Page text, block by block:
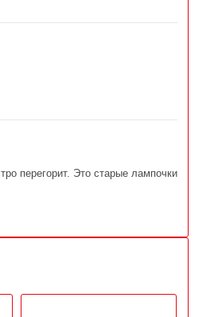
перегорит. Это старые лампочки